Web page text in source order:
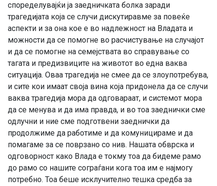
споределувајќи ја заедничката болка заради
трагедијата која се случи дискутиравме за повеќе
аспекти и за она кое е во надлежност на Владата и
можности да се помогне во расчистување на случајот
и да се помогне на семејствата во справување со
тагата и предизвиците на животот во една ваква
ситуација. Оваа трагедија не смее да се злоупотребува,
и сите кои имаат своја вина која придонела да се случи
ваква трагедија мора да одговараат, и системот мора
да се менува и да има правда, и во тоа заеднички сме
одлучни и ние сме подготвени заеднички да
продолжиме да работиме и да комуницираме и да
помагаме за се поврзано со нив. Нашата обврска и
одговорност како Влада е токму тоа да бидеме рамо
до рамо со нашите сограѓани кога тоа им е најмогу
потребно. Тоа беше исклучително тешка средба за